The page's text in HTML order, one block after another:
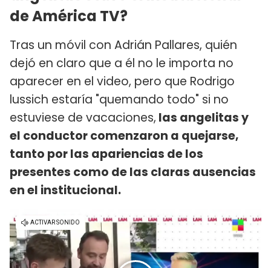
de América TV?
Tras un móvil con Adrián Pallares, quién
dejó en claro que a él no le importa no
aparecer en el video, pero que Rodrigo
lussich estaría "quemando todo" si no
estuviese de vacaciones, las angelitas y
el conductor comenzaron a quejarse,
tanto por las apariencias de los
presentes como de las claras ausencias
en el institucional.